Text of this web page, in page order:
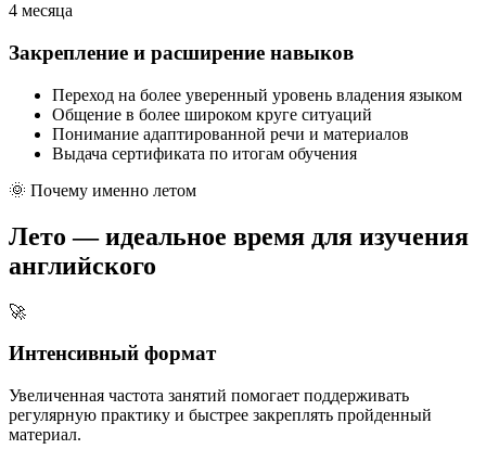
4 месяца
Закрепление и расширение навыков
Переход на более уверенный уровень владения языком
Общение в более широком круге ситуаций
Понимание адаптированной речи и материалов
Выдача сертификата по итогам обучения
🌞 Почему именно летом
Лето —идеальное время для изучения
английского
🚀
Интенсивный формат
Увеличенная частота занятий помогает поддерживать
регулярную практику и быстрее закреплять пройденный
материал.